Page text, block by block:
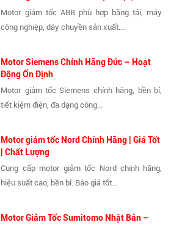
Motor giảm tốc ABB phù hợp băng tải, máy
công nghiệp, dây chuyền sản xuất....
Motor Siemens Chính Hãng Đức – Hoạt
Động Ổn Định
Motor giảm tốc Siemens chính hãng, bền bỉ,
tiết kiệm điện, đa dạng công...
Motor giảm tốc Nord Chính Hãng | Giá Tốt
| Chất Lượng
Cung cấp motor giảm tốc Nord chính hãng,
hiệu suất cao, bền bỉ. Báo giá tốt...
Motor Giảm Tốc Sumitomo Nhật Bản –